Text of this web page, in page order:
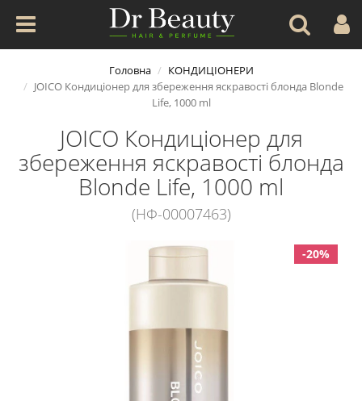
Головна
КОНДИЦІОНЕРИ
JOICO Кондиціонер для збереження яскравості блонда Blonde
Life, 1000 ml
JOICO Кондиціонер для
збереження яскравості блонда
Blonde Life, 1000 ml
(НФ-00007463)
-20%